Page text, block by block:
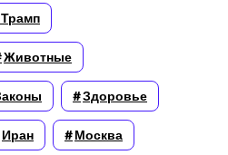
Животные
Здоровье
Иран Москва